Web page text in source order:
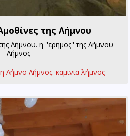
της Λήμνου
Λήμνου. η ''ερημος'' της Λήμνου
Λήμνος
Λήμνο Λήμνος. καμινια λήμνος